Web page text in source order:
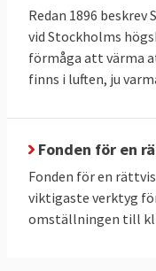
Redan 1896
vid Stockholms
förmåga att värma
finns i luften, ju
Fonden för en
Fonden för en
viktigaste verktyg
omställningen till